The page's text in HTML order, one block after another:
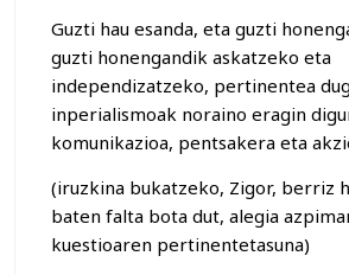
Guzti hau esanda, eta guzti
guzti honengandik askatzeko eta
independizatzeko, pertinentea
inperialismoak noraino eragin
komunikazioa, pentsakera eta
(iruzkina bukatzeko, Zigor, berriz
baten falta bota dut, alegia
kuestioaren pertinentetasuna)